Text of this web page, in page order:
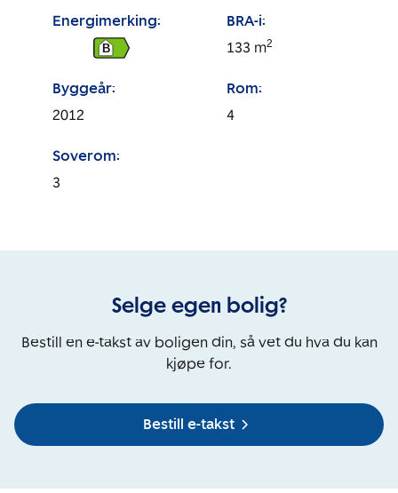
Energimerking:
B
BRA-i:
133 m2
Byggeår:
2012
Rom:
4
Soverom:
3
Selge egen bolig?
Bestill en e-takst av boligen din, så vet du hva du kan
kjøpe for.
Bestill e-takst